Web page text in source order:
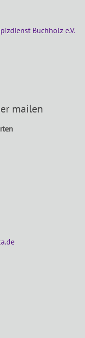
Buchholz e.V.
mailen